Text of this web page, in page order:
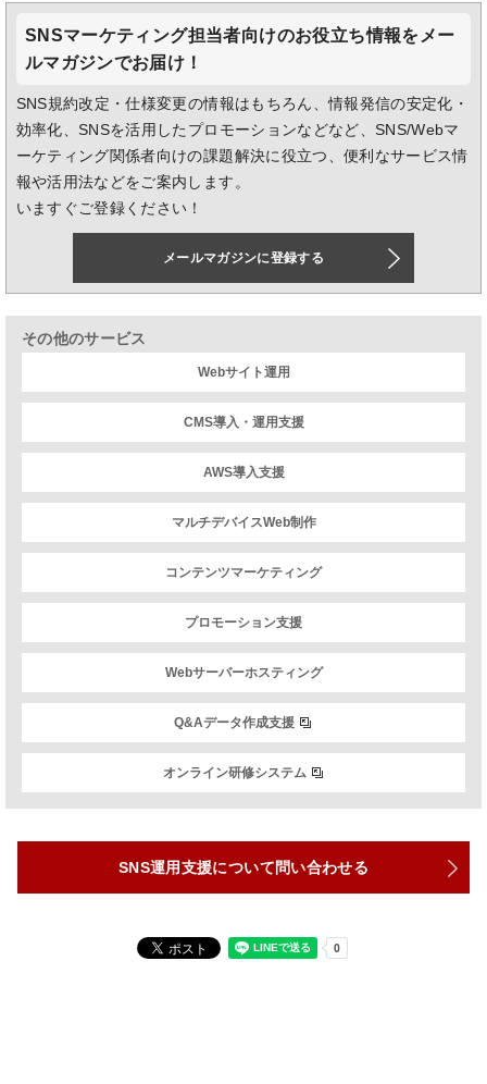
SNSマーケティング担当者向けのお役立ち情報をメー
ルマガジンでお届け！
SNS規約改定・仕様変更の情報はもちろん、情報発信の安定化・
効率化、SNSを活用したプロモーションなどなど、SNS/Webマ
ーケティング関係者向けの課題解決に役立つ、便利なサービス情
報や活用法などをご案内します。
いますぐご登録ください！
メールマガジンに登録する
その他のサービス
Webサイト運用
CMS導入・運用支援
AWS導入支援
マルチデバイスWeb制作
コンテンツマーケティング
プロモーション支援
Webサーバーホスティング
Q&Aデータ作成支援
オンライン研修システム
SNS運用支援について問い合わせる